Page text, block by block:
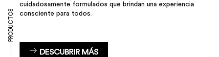
cuidadosamente formulados que brindan una experiencia
consciente para todos.
DESCUBRIR MÁS
PRODUCTOS